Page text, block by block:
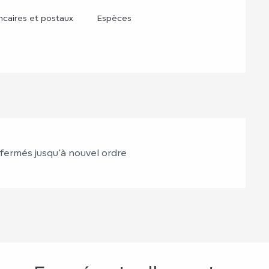
et postaux Espèces
jusqu'à nouvel ordre